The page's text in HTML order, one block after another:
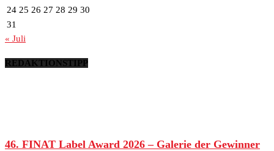
24 25 26 27 28 29 30
31
« Juli
REDAKTIONSTIPP
46. FINAT Label Award 2026 – Galerie der Gewinner